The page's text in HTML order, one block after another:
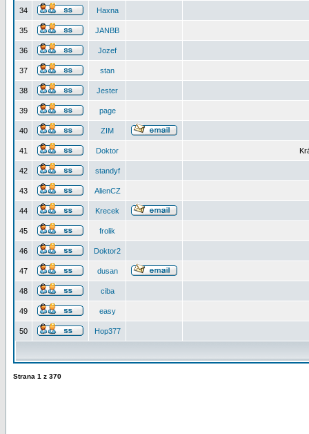
34 Haxna
35 JANBB
36 Jozef
37 stan
38 Jester
39 page
40 ZIM
41 Doktor
42 standyf
43 AlienCZ
44 Krecek
45 frolik
46 Doktor2
47 dusan
48 ciba
49 easy
50 Hop377
Strana 1 z 370